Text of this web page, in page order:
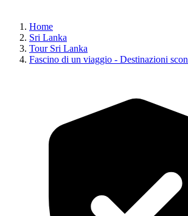
Home
Sri Lanka
Tour Sri Lanka
Fascino di un viaggio - Destinazioni